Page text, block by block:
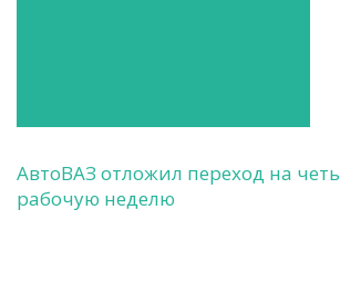
АвтоВАЗ отложил переход на
рабочую неделю